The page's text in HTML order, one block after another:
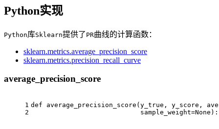
Python实现
Python库Sklearn提供了 PR曲线的计算函数：
sklearn.metrics.average_precision_score
sklearn.metrics.precision_recall_curve
average_precision_score
1
2
def average_precision_score(y_true, y_score,
                            sample_weight=None):